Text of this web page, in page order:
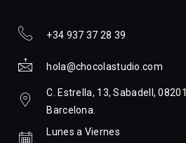
+34 937 37 28 39
hola@chocolastudio.com
C. Estrella, 13, Sabadell, 08201.
Barcelona.
Lunes a Viernes